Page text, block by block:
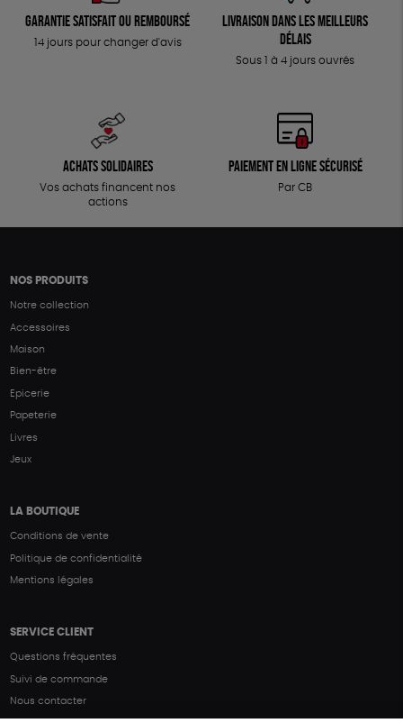
Garantie satisfait ou remboursé
14 jours pour changer d'avis
Livraison dans les meilleurs
délais
Sous 1 à 4 jours ouvrés
Achats solidaires
Vos achats financent nos
actions
Paiement en ligne sécurisé
Par CB
NOS PRODUITS
Notre collection
Accessoires
Maison
Bien-être
Epicerie
Papeterie
Livres
Jeux
LA BOUTIQUE
Conditions de vente
Politique de confidentialité
Mentions légales
SERVICE CLIENT
Questions fréquentes
Suivi de commande
Nous contacter